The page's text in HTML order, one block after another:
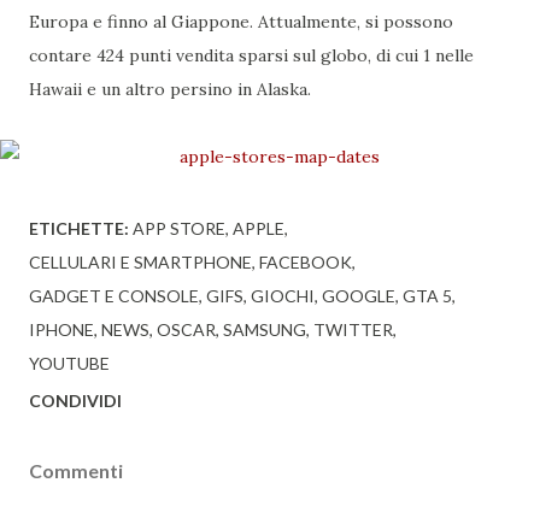
Europa e finno al Giappone. Attualmente, si possono
contare 424 punti vendita sparsi sul globo, di cui 1 nelle
Hawaii e un altro persino in Alaska.
ETICHETTE: APP STORE APPLE
CELLULARI E SMARTPHONE FACEBOOK
GADGET E CONSOLE GIFS GIOCHI GOOGLE GTA 5
IPHONE NEWS OSCAR SAMSUNG TWITTER
YOUTUBE
CONDIVIDI
Commenti